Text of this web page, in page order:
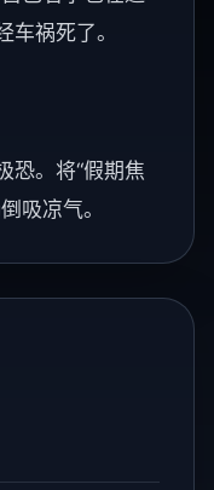
祸死了。
恐。将“假期焦
吸凉气。